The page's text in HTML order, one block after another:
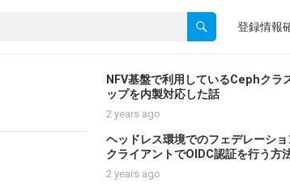
登録情報
NFV基盤で利用しているCephクラ
ップを内製対応した話
2 years ago
ヘッドレス環境でのフェデレーシ
クライアントでOIDC認証を行う方
2 years ago